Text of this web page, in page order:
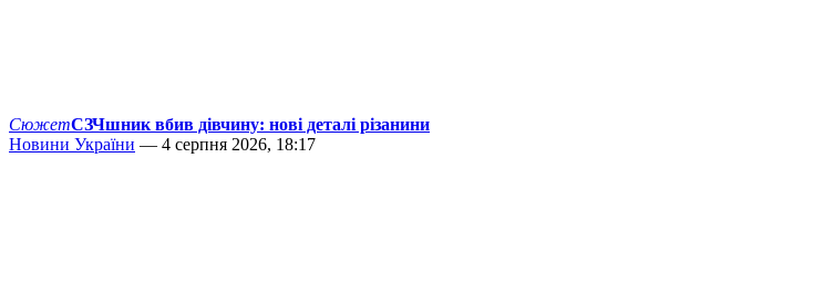
СюжетСЗЧшник вбив дівчину: нові деталі різанини
Новини України — 4 серпня 2026, 18:17